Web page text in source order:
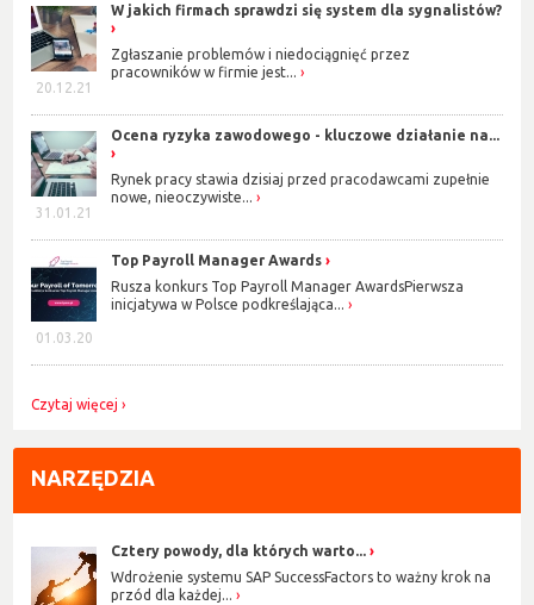
20.12.21
W jakich firmach sprawdzi się system dla sygnalistów?
Zgłaszanie problemów i niedociągnięć przez
pracowników w firmie jest...
31.01.21
Ocena ryzyka zawodowego - kluczowe działanie na...
Rynek pracy stawia dzisiaj przed pracodawcami zupełnie
nowe, nieoczywiste...
01.03.20
Top Payroll Manager Awards
Rusza konkurs Top Payroll Manager AwardsPierwsza
inicjatywa w Polsce podkreślająca...
Czytaj więcej
NARZĘDZIA
Cztery powody, dla których warto...
Wdrożenie systemu SAP SuccessFactors to ważny krok na
przód dla każdej...